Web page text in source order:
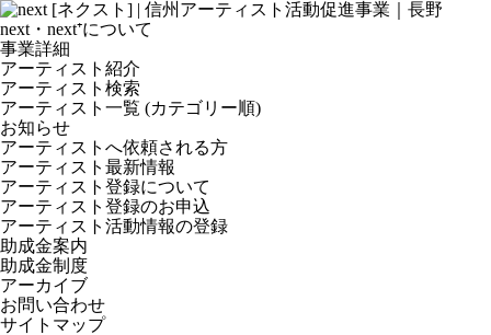
next・next⁺について
事業詳細
アーティスト紹介
アーティスト検索
アーティスト一覧 (カテゴリー順)
お知らせ
アーティストへ依頼される方
アーティスト最新情報
アーティスト登録について
アーティスト登録のお申込
アーティスト活動情報の登録
助成金案内
助成金制度
アーカイブ
お問い合わせ
サイトマップ